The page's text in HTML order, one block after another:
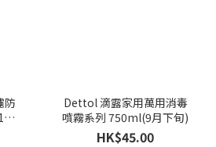
防
盒
Dettol 滴露家用萬用消毒
噴霧系列 750ml(9月下旬)
HK$45.00